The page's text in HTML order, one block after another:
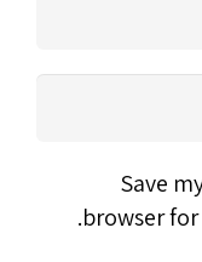
Save
browser